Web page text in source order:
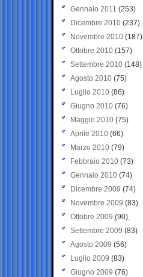
Gennaio 2011 (253)
Dicembre 2010 (237)
Novembre 2010 (187)
Ottobre 2010 (157)
Settembre 2010 (148)
Agosto 2010 (75)
Luglio 2010 (86)
Giugno 2010 (76)
Maggio 2010 (75)
Aprile 2010 (66)
Marzo 2010 (79)
Febbraio 2010 (73)
Gennaio 2010 (74)
Dicembre 2009 (74)
Novembre 2009 (83)
Ottobre 2009 (90)
Settembre 2009 (83)
Agosto 2009 (56)
Luglio 2009 (83)
Giugno 2009 (76)